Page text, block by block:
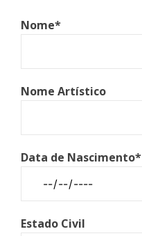
Nome*
Nome Artístico
Data de Nascimento*
Estado Civil